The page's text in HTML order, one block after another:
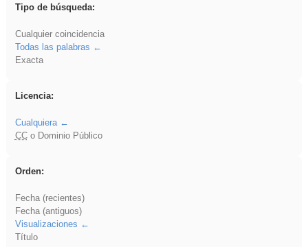
Tipo de búsqueda:
Cualquier coincidencia
Todas las palabras
Exacta
Licencia:
Cualquiera
CCo Dominio Público
Orden:
Fecha (recientes)
Fecha (antiguos)
Visualizaciones
Título